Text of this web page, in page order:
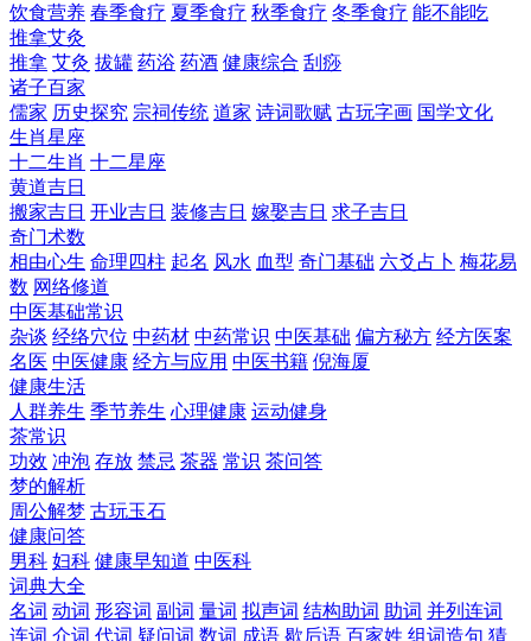
饮食营养 春季食疗 夏季食疗 秋季食疗 冬季食疗 能不能吃
推拿艾灸
推拿 艾灸 拔罐 药浴 药酒 健康综合 刮痧
诸子百家
儒家 历史探究 宗祠传统 道家 诗词歌赋 古玩字画 国学文化
生肖星座
十二生肖 十二星座
黄道吉日
搬家吉日 开业吉日 装修吉日 嫁娶吉日 求子吉日
奇门术数
相由心生 命理四柱 起名 风水 血型 奇门基础 六爻占卜 梅花易
数 网络修道
中医基础常识
杂谈 经络穴位 中药材 中药常识 中医基础 偏方秘方 经方医案
名医 中医健康 经方与应用 中医书籍 倪海厦
健康生活
人群养生 季节养生 心理健康 运动健身
茶常识
功效 冲泡 存放 禁忌 茶器 常识 茶问答
梦的解析
周公解梦 古玩玉石
健康问答
男科 妇科 健康早知道 中医科
词典大全
名词 动词 形容词 副词 量词 拟声词 结构助词 助词 并列连词
连词 介词 代词 疑问词 数词 成语 歇后语 百家姓 组词造句 猜